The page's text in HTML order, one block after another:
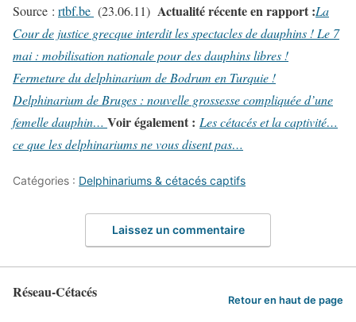
Source : rtbf.be (23.06.11) Actualité récente en rapport :La
Cour de justice grecque interdit les spectacles de dauphins ! Le 7
mai : mobilisation nationale pour des dauphins libres !
Fermeture du delphinarium de Bodrum en Turquie !
Delphinarium de Bruges : nouvelle grossesse compliquée d’une
femelle dauphin… Voir également : Les cétacés et la captivité…
ce que les delphinariums ne vous disent pas…
Catégories : Delphinariums & cétacés captifs
Laissez un commentaire
Réseau-Cétacés Retour en haut de page